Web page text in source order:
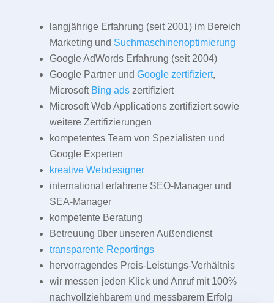
langjährige Erfahrung (seit 2001) im Bereich
Marketing und Suchmaschinenoptimierung
Google AdWords Erfahrung (seit 2004)
Google Partner und Google zertifiziert,
Microsoft Bing adszertifiziert
Microsoft Web Applications zertifiziert sowie
weitere Zertifizierungen
kompetentes Team von Spezialisten und
Google Experten
kreative Webdesigner
international erfahrene SEO-Manager und
SEA-Manager
kompetente Beratung
Betreuung über unseren Außendienst
transparente Reportings
hervorragendes Preis-Leistungs-Verhältnis
wir messen jeden Klick und Anruf mit 100%
nachvollziehbarem und messbarem Erfolg